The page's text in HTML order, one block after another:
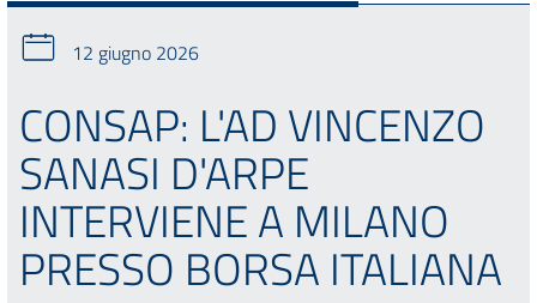
12 giugno 2026
CONSAP: L'AD VINCENZO
SANASI D'ARPE
INTERVIENE A MILANO
PRESSO BORSA ITALIANA